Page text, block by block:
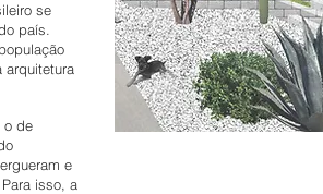
se
país.
arquitetura
o de
e
isso, a